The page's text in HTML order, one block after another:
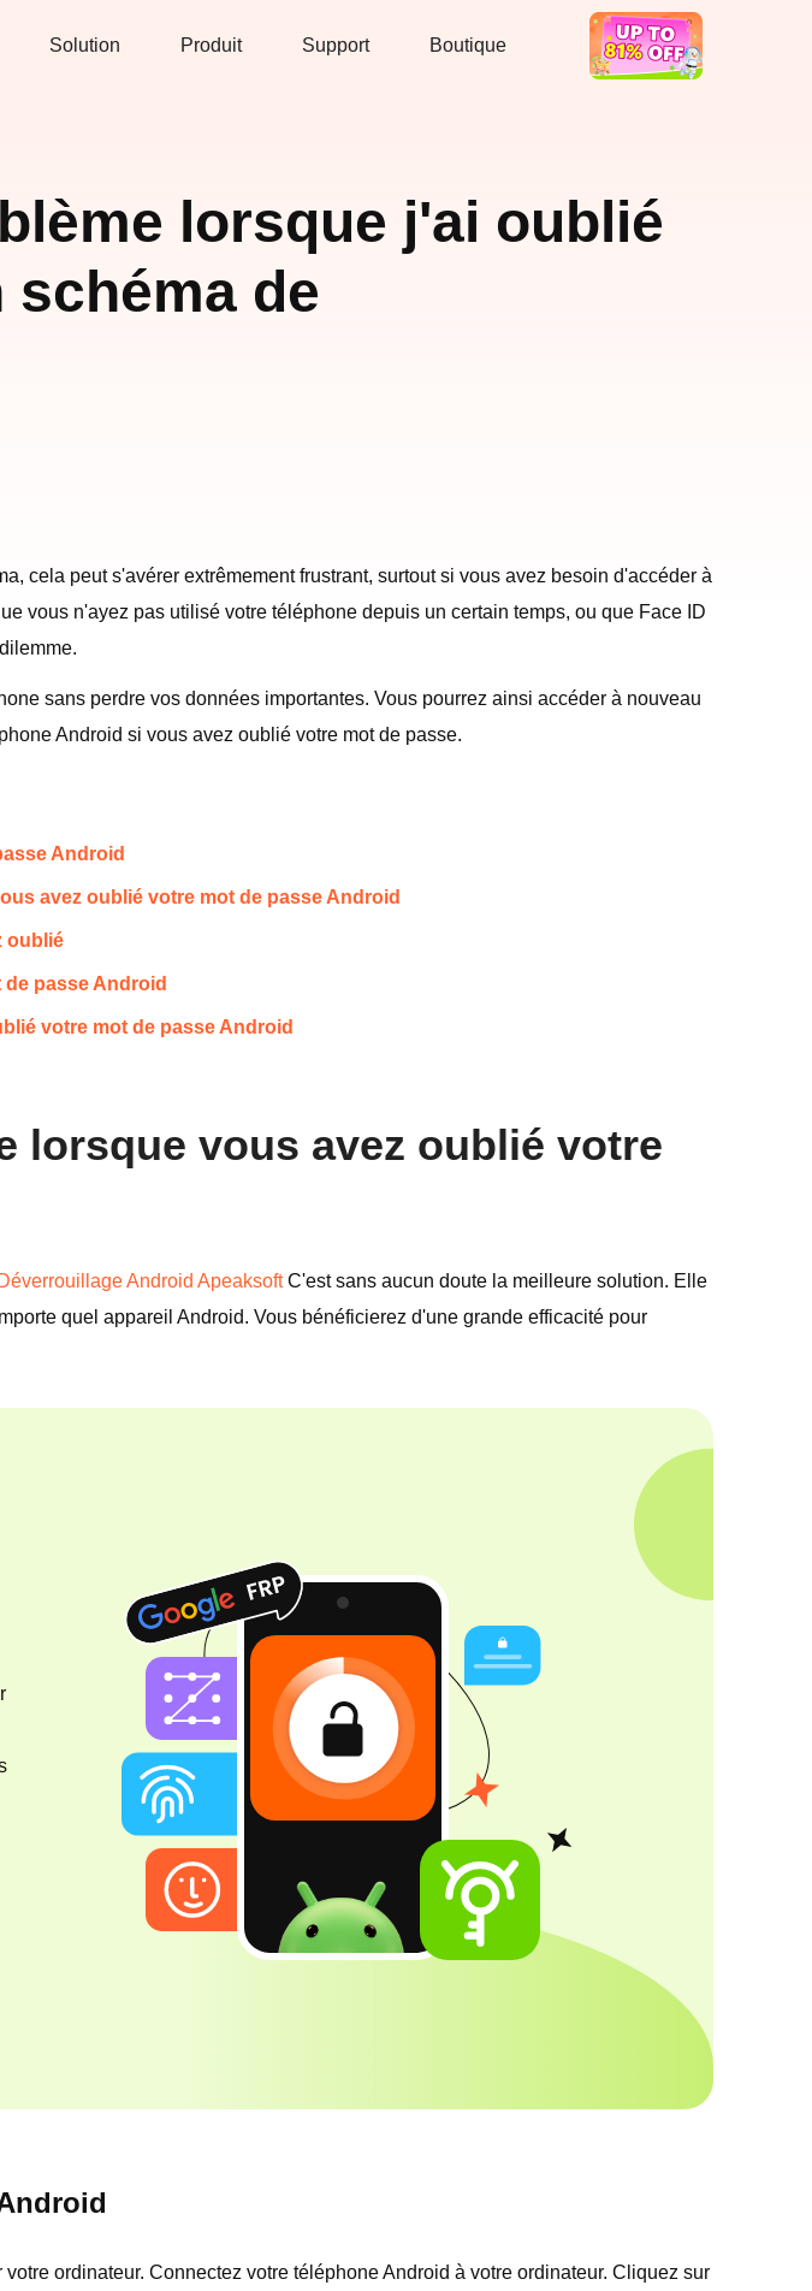
Solution Produit Support Boutique
Bon Deal
lorsque j'ai oublié
schéma de
cela peut s'avérer extrêmement frustrant, surtout si vous avez besoin d'accéder à
vous n'ayez pas utilisé votre téléphone depuis un certain temps, ou que Face ID
sans perdre vos données importantes. Vous pourrez ainsi accéder à nouveau
Android si vous avez oublié votre mot de passe.
Android
avez oublié votre mot de passe Android
oublié
passe Android
votre mot de passe Android
lorsque vous avez oublié votre
Déverrouillage Android ApeaksoftC'est sans aucun doute la meilleure solution. Elle
quel appareil Android. Vous bénéficierez d'une grande efficacité pour
votre ordinateur. Connectez votre téléphone Android à votre ordinateur. Cliquez sur